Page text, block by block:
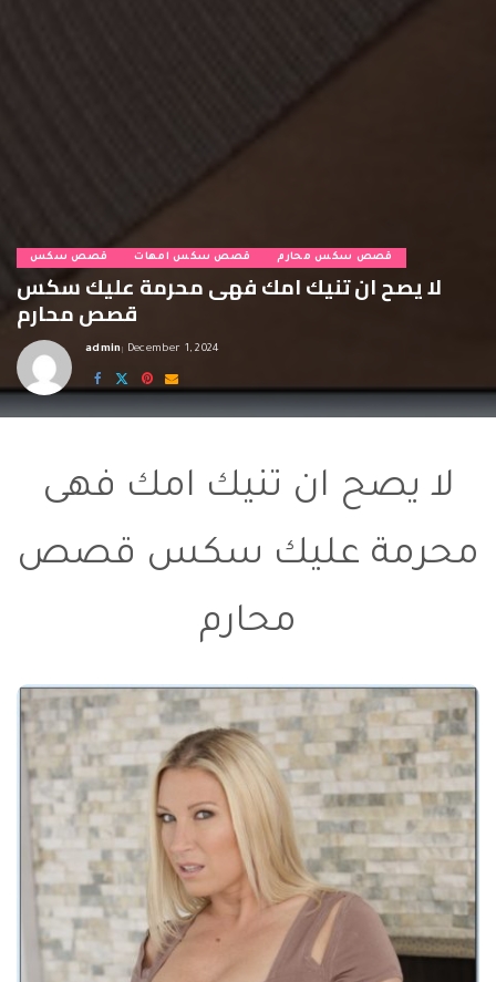
قصص سكس قصص سكس امهات قصص سكس محارم
لا يصح ان تنيك امك فهى محرمة عليك سكس
قصص محارم
by
admin December 1, 2024
لا يصح ان تنيك امك فهى
محرمة عليك سكس قصص
محارم